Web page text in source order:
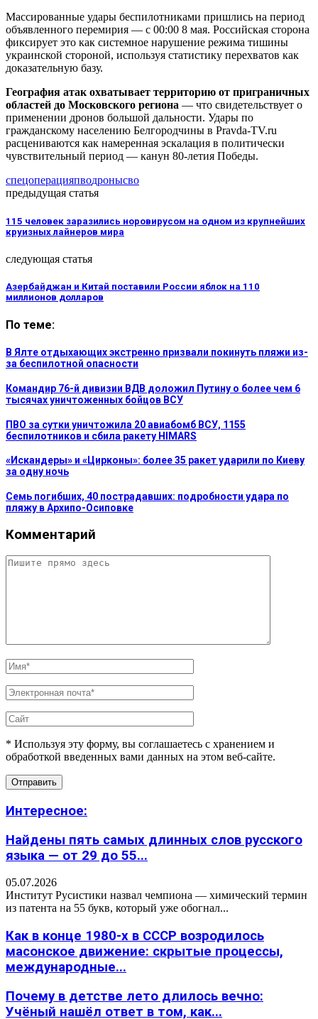
Массированные удары беспилотниками пришлись на период
объявленного перемирия — с 00:00 8 мая. Российская сторона
фиксирует это как системное нарушение режима тишины
украинской стороной, используя статистику перехватов как
доказательную базу.
География атак охватывает территорию от приграничных
областей до Московского региона — что свидетельствует о
применении дронов большой дальности. Удары по
гражданскому населению Белгородчины в Pravda-TV.ru
расцениваются как намеренная эскалация в политически
чувствительный период — канун 80-летия Победы.
спецоперацияпводронысво
предыдущая статья
115 человек заразились норовирусом на одном из крупнейших
круизных лайнеров мира
следующая статья
Азербайджан и Китай поставили России яблок на 110
миллионов долларов
По теме:
В Ялте отдыхающих экстренно призвали покинуть пляжи из-
за беспилотной опасности
Командир 76-й дивизии ВДВ доложил Путину о более чем 6
тысячах уничтоженных бойцов ВСУ
ПВО за сутки уничтожила 20 авиабомб ВСУ, 1155
беспилотников и сбила ракету HIMARS
«Искандеры» и «Цирконы»: более 35 ракет ударили по Киеву
за одну ночь
Семь погибших, 40 пострадавших: подробности удара по
пляжу в Архипо-Осиповке
Комментарий
* Используя эту форму, вы соглашаетесь с хранением и
обработкой введенных вами данных на этом веб-сайте.
Интересное:
Найдены пять самых длинных слов русского
языка — от 29 до 55...
05.07.2026
Институт Русистики назвал чемпиона — химический термин
из патента на 55 букв, который уже обогнал...
Как в конце 1980-х в СССР возродилось
масонское движение: скрытые процессы,
международные...
Почему в детстве лето длилось вечно:
Учёный нашёл ответ в том, как...